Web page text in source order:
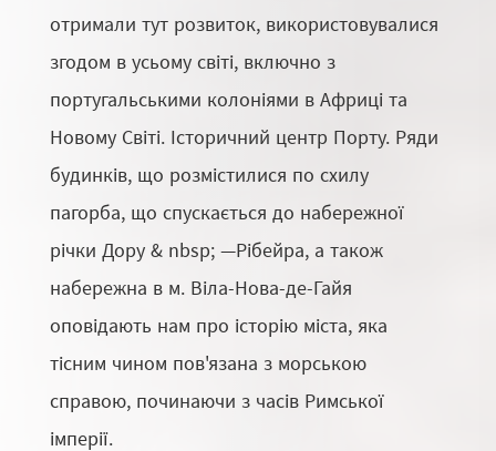
отримали тут розвиток, використовувалися
згодом в усьому світі, включно з
португальськими колоніями в Африці та
Новому Світі. Історичний центр Порту. Ряди
будинків, що розмістилися по схилу
пагорба, що спускається до набережної
річки Дору & nbsp; —Рібейра, а також
набережна в м. Віла-Нова-де-Гайя
оповідають нам про історію міста, яка
тісним чином пов'язана з морською
справою, починаючи з часів Римської
імперії.